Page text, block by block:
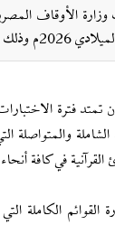
وزارة الأوقاف
والمتواصلة
في كافة
القوائم الكاملة